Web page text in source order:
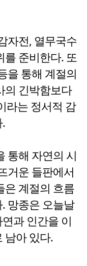
자전, 열무국수
를 준비한다. 또
을 통해 계절의
의 긴박함보다
라는 정서적 감
통해 자연의 시
거운 들판에서
은 계절의 흐름
망종은 오늘날
과 인간을 이
남아 있다.